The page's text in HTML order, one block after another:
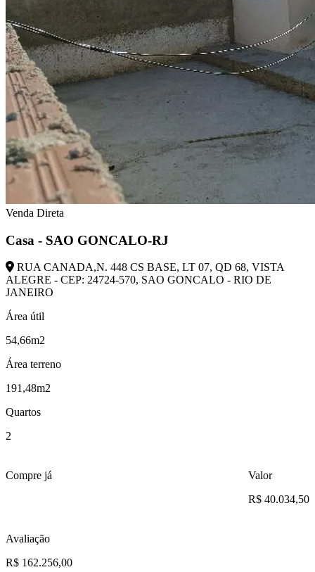
Venda Direta
Casa - SAO GONCALO-RJ
RUA CANADA,N. 448 CS BASE, LT 07, QD 68, VISTA
ALEGRE - CEP: 24724-570, SAO GONCALO - RIO DE
JANEIRO
Área útil
54,66m2
Área terreno
191,48m2
Quartos
2
Compre já
Valor
R$ 40.034,50
Avaliação
R$ 162.256,00